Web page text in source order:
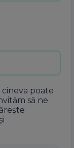
poate
să ne